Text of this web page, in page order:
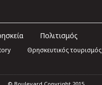
Πολιτισμός
Θρησκευτικός τουρισμός